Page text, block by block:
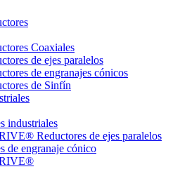
Coaxiales
de ejes paralelos
de engranajes cónicos
de Sinfín
industriales
Reductores de ejes paralelos
de engranaje cónico